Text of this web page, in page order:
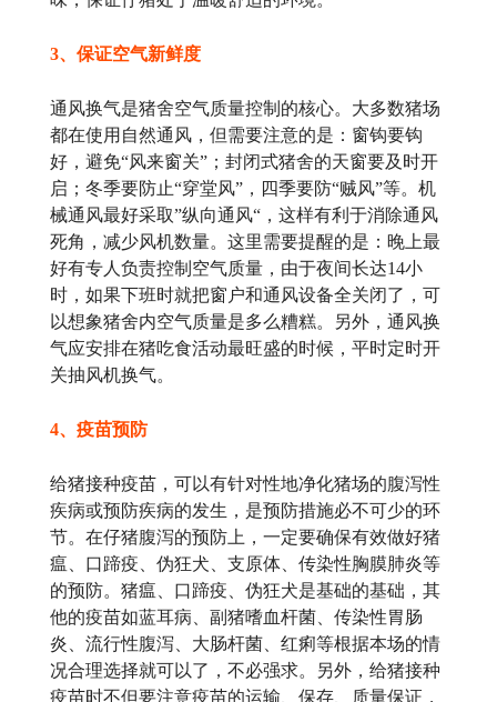
3、保证空气新鲜度
通风换气是猪舍空气质量控制的核心。大多数猪场
都在使用自然通风，但需要注意的是：窗钩要钩
好，避免“风来窗关”；封闭式猪舍的天窗要及时开
启；冬季要防止“穿堂风”，四季要防“贼风”等。机
械通风最好采取”纵向通风“，这样有利于消除通风
死角，减少风机数量。这里需要提醒的是：晚上最
好有专人负责控制空气质量，由于夜间长达14小
时，如果下班时就把窗户和通风设备全关闭了，可
以想象猪舍内空气质量是多么糟糕。另外，通风换
气应安排在猪吃食活动最旺盛的时候，平时定时开
关抽风机换气。
4、疫苗预防
给猪接种疫苗，可以有针对性地净化猪场的腹泻性
疾病或预防疾病的发生，是预防措施必不可少的环
节。在仔猪腹泻的预防上，一定要确保有效做好猪
瘟、口蹄疫、伪狂犬、支原体、传染性胸膜肺炎等
的预防。猪瘟、口蹄疫、伪狂犬是基础的基础，其
他的疫苗如蓝耳病、副猪嗜血杆菌、传染性胃肠
炎、流行性腹泻、大肠杆菌、红痢等根据本场的情
况合理选择就可以了，不必强求。另外，给猪接种
疫苗时不但要注意疫苗的运输、保存、质量保证，